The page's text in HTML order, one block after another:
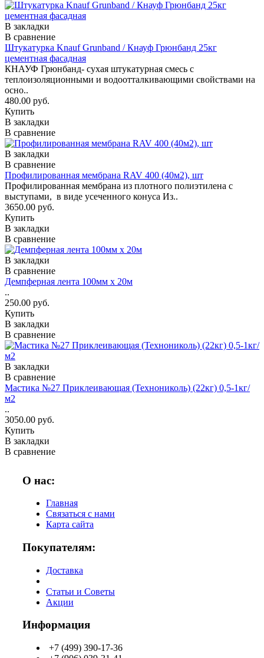
В закладки
В сравнение
Штукатурка Knauf Grunband / Кнауф Грюнбанд 25кг
цементная фасадная
КНАУФ Грюнбанд- сухая штукатурная смесь с
теплоизоляционными и водоотталкивающими свойствами на
осно..
480.00 руб.
Купить
В закладки
В сравнение
В закладки
В сравнение
Профилированная мембрана RAV 400 (40м2), шт
Профилированная мембрана из плотного полиэтилена с
выступами, в виде усеченного конуса Из..
3650.00 руб.
Купить
В закладки
В сравнение
В закладки
В сравнение
Демпферная лента 100мм х 20м
..
250.00 руб.
Купить
В закладки
В сравнение
В закладки
В сравнение
Мастика №27 Приклеивающая (Технониколь) (22кг) 0,5-1кг/
м2
..
3050.00 руб.
Купить
В закладки
В сравнение
О нас:
Главная
Связаться с нами
Карта сайта
Покупателям:
Доставка
Статьи и Советы
Акции
Информация
+7 (499) 390-17-36